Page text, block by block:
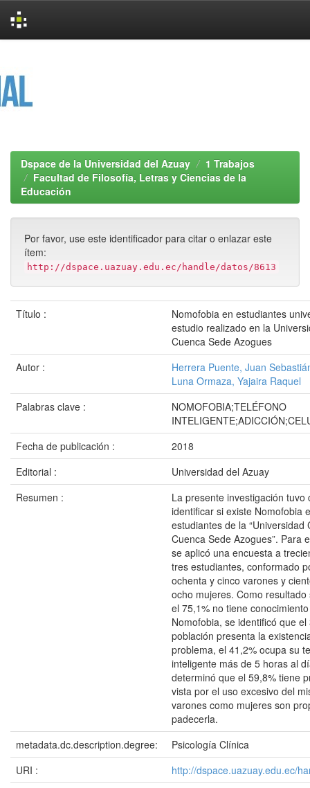
Dspace de la Universidad del Azuay
1 Trabajos
Facultad de Filosofía, Letras y Ciencias de la
Educación
Por favor, use este identificador para citar o enlazar este
ítem:
http://dspace.uazuay.edu.ec/handle/datos/8613
Título :
Nomofobia en estudiantes
estudio realizado en la
Cuenca Sede Azogues
Autor :
Herrera Puente, Juan
Luna Ormaza, Yajaira Raquel
Palabras clave :
NOMOFOBIA;TELÉFONO
Fecha de publicación :
2018
Editorial :
Universidad del Azuay
Resumen :
La presente investigación tuvo
identificar si existe Nomofobia
estudiantes de la “Universidad
Cuenca Sede Azogues”. Para
se aplicó una encuesta a
tres estudiantes, conformado
ochenta y cinco varones y
ocho mujeres. Como
el 75,1% no tiene
Nomofobia, se identificó que
población presenta la
problema, el 41,2% ocupa su
inteligente más de 5 horas al
determinó que el 59,8% tiene
vista por el uso excesivo del
varones como mujeres son
padecerla.
metadata.dc.description.degree:
Psicología Clínica
URI :
http://dspace.uazuay.edu.ec/